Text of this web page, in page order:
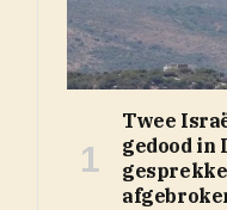
Twee
gedood in